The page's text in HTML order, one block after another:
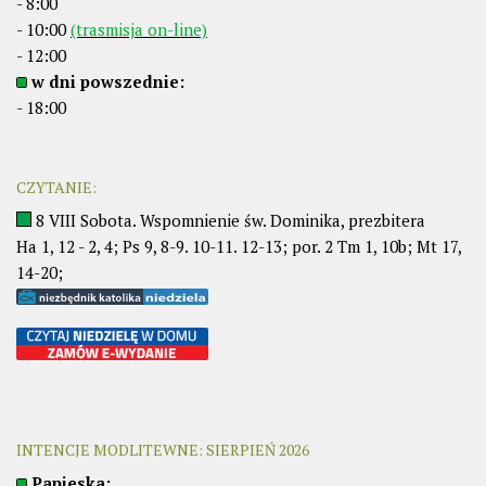
- 10:00(trasmisja on-line)
- 12:00
w dni powszednie:
- 18:00
CZYTANIE:
8 VIII Sobota. Wspomnienie św. Dominika, prezbitera
Ha 1, 12 - 2, 4; Ps 9, 8-9. 10-11. 12-13; por. 2 Tm 1, 10b; Mt 17,
14-20;
INTENCJE MODLITEWNE: SIERPIEŃ 2026